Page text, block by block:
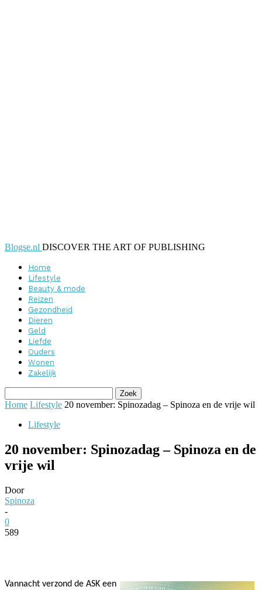
Blogse.nl DISCOVER THE ART OF PUBLISHING
Home
Lifestyle
Beauty & mode
Reizen
Gezondheid
Dieren
Geld
Liefde
Ouders
Wonen
Zakelijk
Home Lifestyle 20 november: Spinozadag – Spinoza en de vrije wil
Lifestyle
20 november: Spinozadag – Spinoza en de
vrije wil
Door
Spinoza
-
0
589
Vannacht verzond de ASK een